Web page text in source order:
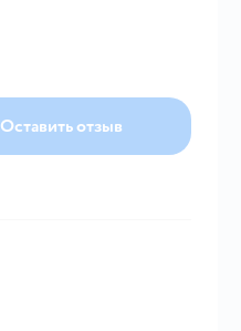
Оставить отзыв